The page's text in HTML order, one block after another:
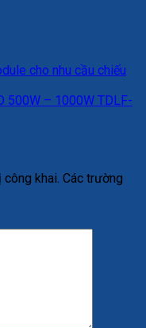
cho nhu cầu chiếu
500W – 1000W TDLF-
khai. Các trường